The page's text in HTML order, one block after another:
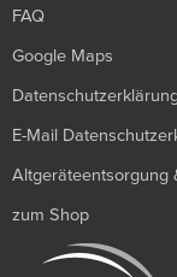
FAQ
Google Maps
E-Mail
Altgeräteentsorgung
zum Shop